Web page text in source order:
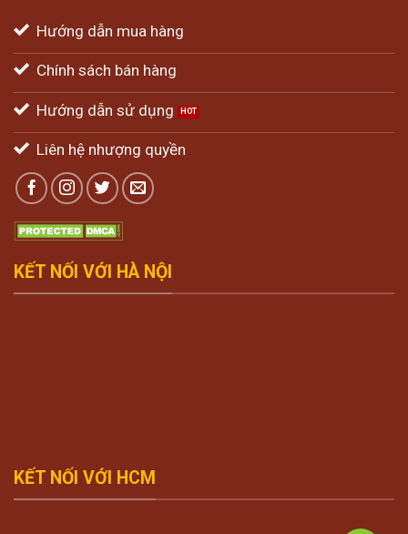
Hướng dẫn mua hàng
Chính sách bán hàng
Hướng dẫn sử dụng
Liên hệ nhượng quyền
KẾT NỐI VỚI HÀ NỘI
KẾT NỐI VỚI HCM